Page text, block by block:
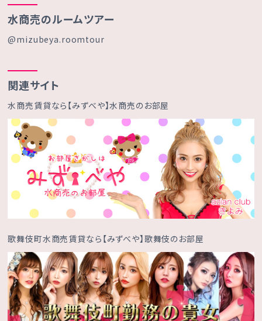
水商売のルームツアー
@mizubeya.roomtour
関連サイト
水商売賃貸なら【みずべや】水商売のお部屋
歌舞伎町水商売賃貸なら【みずべや】歌舞伎のお部屋